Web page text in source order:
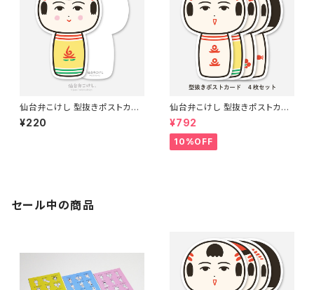
仙台弁こけし 型抜きポストカー
ド（やじろうちゃん）
¥220
仙台弁こけし 型抜きポストカー
ド（４枚セット）
¥792
10%OFF
セール中の商品